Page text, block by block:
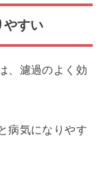
やすい
、濾過のよく効
病気になりやす